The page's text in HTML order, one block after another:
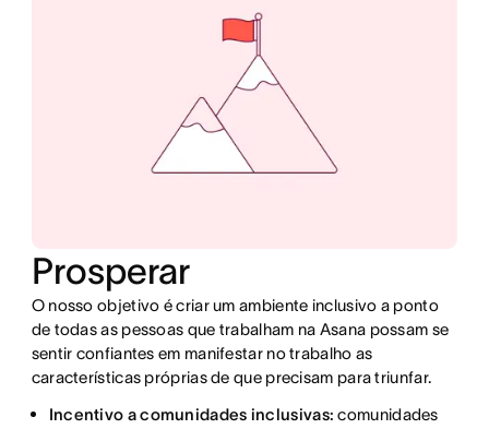
Prosperar
O nosso objetivo é criar um ambiente inclusivo a ponto
de todas as pessoas que trabalham na Asana possam se
sentir confiantes em manifestar no trabalho as
características próprias de que precisam para triunfar.
Incentivo a comunidades inclusivas:comunidades